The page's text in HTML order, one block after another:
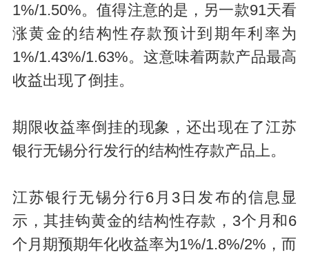
1%/1.50%。值得注意的是，另一款91天看
涨黄金的结构性存款预计到期年利率为
1%/1.43%/1.63%。这意味着两款产品最高
收益出现了倒挂。
期限收益率倒挂的现象，还出现在了江苏
银行无锡分行发行的结构性存款产品上。
江苏银行无锡分行6月3日发布的信息显
示，其挂钩黄金的结构性存款，3个月和6
个月期预期年化收益率为1%/1.8%/2%，而